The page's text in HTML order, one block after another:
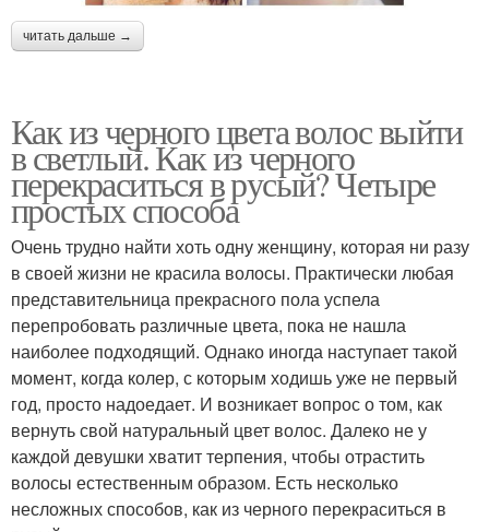
читать дальше →
Как из черного цвета волос выйти
в светлый. Как из черного
перекраситься в русый? Четыре
простых способа
Очень трудно найти хоть одну женщину, которая ни разу
в своей жизни не красила волосы. Практически любая
представительница прекрасного пола успела
перепробовать различные цвета, пока не нашла
наиболее подходящий. Однако иногда наступает такой
момент, когда колер, с которым ходишь уже не первый
год, просто надоедает. И возникает вопрос о том, как
вернуть свой натуральный цвет волос. Далеко не у
каждой девушки хватит терпения, чтобы отрастить
волосы естественным образом. Есть несколько
несложных способов, как из черного перекраситься в